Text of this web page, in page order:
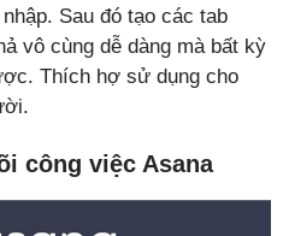
Sau đó tạo các tab
vô cùng dễ dàng mà bất kỳ
Thích hợ sử dụng cho
công việc Asana